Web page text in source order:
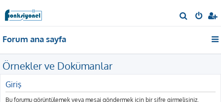
r
Forum ana sayfa
Örnekler ve Dokümanlar
Giriş
Bu forumu görüntülemek veya mesaj göndermek için bir şifre girmelisiniz.